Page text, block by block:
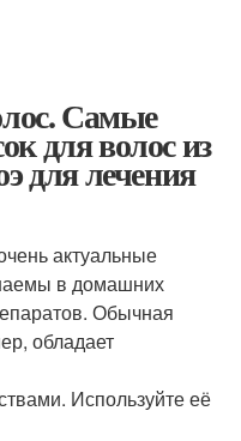
Самые
для волос из
для лечения
актуальные
в домашних
Обычная
обладает
Используйте её